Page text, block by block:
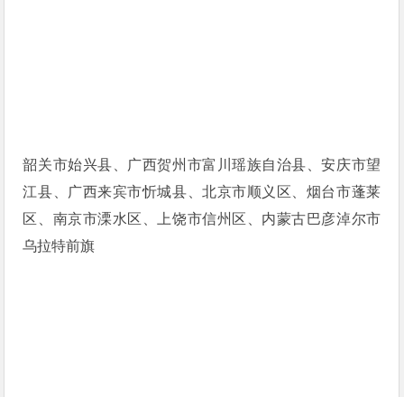
韶关市始兴县、广西贺州市富川瑶族自治县、安庆市望
江县、广西来宾市忻城县、北京市顺义区、烟台市蓬莱
区、南京市溧水区、上饶市信州区、内蒙古巴彦淖尔市
乌拉特前旗